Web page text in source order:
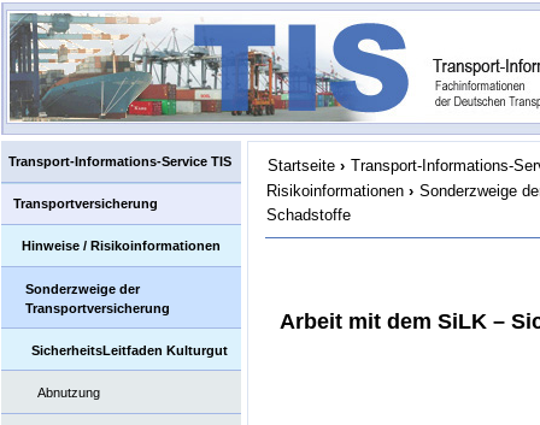
Transport-Informations-Service TIS
Transportversicherung
Hinweise / Risikoinformationen
Sonderzweige der
Transportversicherung
SicherheitsLeitfaden Kulturgut
Abnutzung
Startseite › Transport-Informations-
Risikoinformationen › Sonderzweige
Schadstoffe
Arbeit mit dem SiLK –